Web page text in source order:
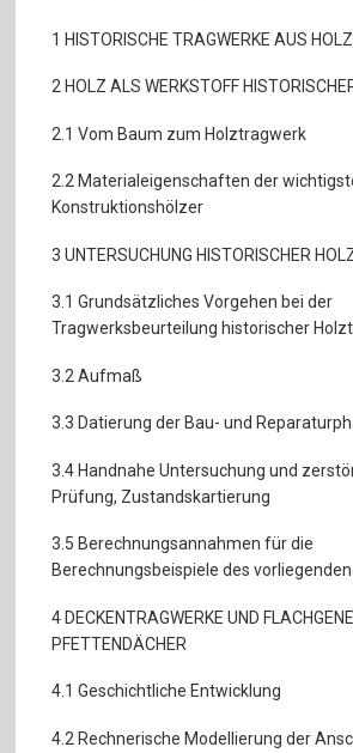
1 HISTORISCHE TRAGWERKE AUS HOLZ
2 HOLZ ALS WERKSTOFF
2.1 Vom Baum zum Holztragwerk
2.2 Materialeigenschaften der
Konstruktionshölzer
3 UNTERSUCHUNG HISTORISCHER
3.1 Grundsätzliches Vorgehen bei der
Tragwerksbeurteilung historischer
3.2 Aufmaß
3.3 Datierung der Bau- und
3.4 Handnahe Untersuchung und
Prüfung, Zustandskartierung
3.5 Berechnungsannahmen für die
Berechnungsbeispiele des
4 DECKENTRAGWERKE UND
PFETTENDÄCHER
4.1 Geschichtliche Entwicklung
4.2 Rechnerische Modellierung der